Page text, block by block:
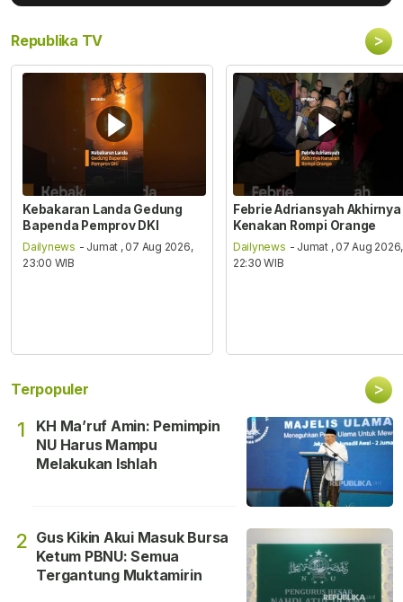
Republika TV >
Kebakaran Landa Gedung
Bapenda Pemprov DKI
Dailynews - Jumat , 07 Aug 2026,
23:00 WIB
Febrie Adriansyah Akhirnya
Kenakan Rompi Orange
Dailynews - Jumat , 07 Aug 2026,
22:30 WIB
Terpopuler >
1
KH Ma’ruf Amin: Pemimpin
NU Harus Mampu
Melakukan Ishlah
2 Gus Kikin Akui Masuk Bursa
Ketum PBNU: Semua
Tergantung Muktamirin